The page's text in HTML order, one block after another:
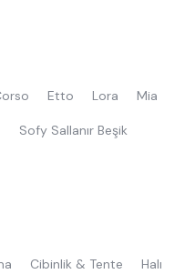
Etto Lora Mia
Sofy Sallanır Beşik
Cibinlik & Tente Halı